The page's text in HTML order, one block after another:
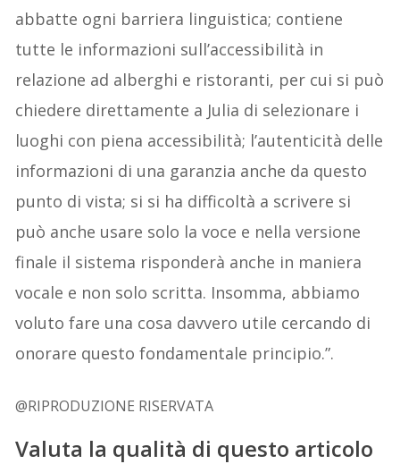
abbatte ogni barriera linguistica; contiene
tutte le informazioni sull’accessibilità in
relazione ad alberghi e ristoranti, per cui si può
chiedere direttamente a Julia di selezionare i
luoghi con piena accessibilità; l’autenticità delle
informazioni di una garanzia anche da questo
punto di vista; si si ha difficoltà a scrivere si
può anche usare solo la voce e nella versione
finale il sistema risponderà anche in maniera
vocale e non solo scritta. Insomma, abbiamo
voluto fare una cosa davvero utile cercando di
onorare questo fondamentale principio.”.
@RIPRODUZIONE RISERVATA
Valuta la qualità di questo articolo